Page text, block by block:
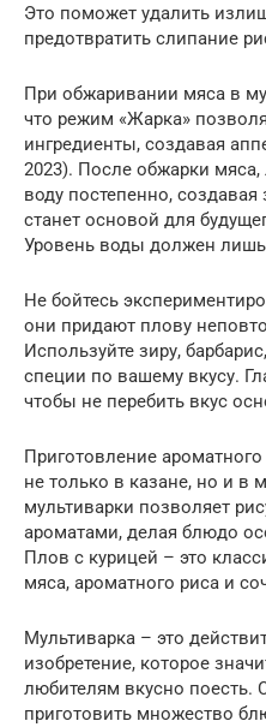
Это поможет удалить
предотвратить слипание
При обжаривании мяса в
что режим «Жарка»
ингредиенты, создавая
2023). После обжарки
воду постепенно,
станет основой для
Уровень воды должен
Не бойтесь
они придают плову
Используйте зиру,
специи по вашему вкусу.
чтобы не перебить вкус
Приготовление
не только в казане, но и в
мультиварки позволяет
ароматами, делая блюдо
Плов с курицей – это
мяса, ароматного риса и
Мультиварка – это
изобретение, которое
любителям вкусно
приготовить множество